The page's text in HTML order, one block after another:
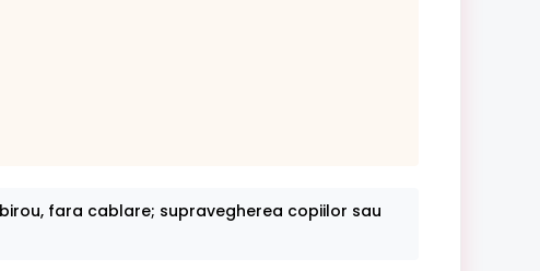
fara cablare; supravegherea copiilor sau